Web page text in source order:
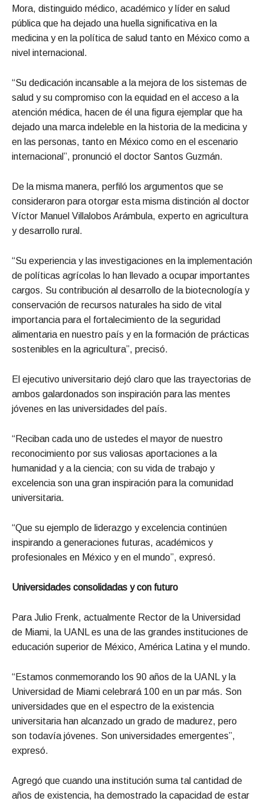
Mora, distinguido médico, académico y líder en salud
pública que ha dejado una huella significativa en la
medicina y en la política de salud tanto en México como a
nivel internacional.
“Su dedicación incansable a la mejora de los sistemas de
salud y su compromiso con la equidad en el acceso a la
atención médica, hacen de él una figura ejemplar que ha
dejado una marca indeleble en la historia de la medicina y
en las personas, tanto en México como en el escenario
internacional”, pronunció el doctor Santos Guzmán.
De la misma manera, perfiló los argumentos que se
consideraron para otorgar esta misma distinción al doctor
Víctor Manuel Villalobos Arámbula, experto en agricultura
y desarrollo rural.
“Su experiencia y las investigaciones en la implementación
de políticas agrícolas lo han llevado a ocupar importantes
cargos. Su contribución al desarrollo de la biotecnología y
conservación de recursos naturales ha sido de vital
importancia para el fortalecimiento de la seguridad
alimentaria en nuestro país y en la formación de prácticas
sostenibles en la agricultura”, precisó.
El ejecutivo universitario dejó claro que las trayectorias de
ambos galardonados son inspiración para las mentes
jóvenes en las universidades del país.
“Reciban cada uno de ustedes el mayor de nuestro
reconocimiento por sus valiosas aportaciones a la
humanidad y a la ciencia; con su vida de trabajo y
excelencia son una gran inspiración para la comunidad
universitaria.
“Que su ejemplo de liderazgo y excelencia continúen
inspirando a generaciones futuras, académicos y
profesionales en México y en el mundo”, expresó.
Universidades consolidadas y con futuro
Para Julio Frenk, actualmente Rector de la Universidad
de Miami, la UANL es una de las grandes instituciones de
educación superior de México, América Latina y el mundo.
“Estamos conmemorando los 90 años de la UANL y la
Universidad de Miami celebrará 100 en un par más. Son
universidades que en el espectro de la existencia
universitaria han alcanzado un grado de madurez, pero
son todavía jóvenes. Son universidades emergentes”,
expresó.
Agregó que cuando una institución suma tal cantidad de
años de existencia, ha demostrado la capacidad de estar